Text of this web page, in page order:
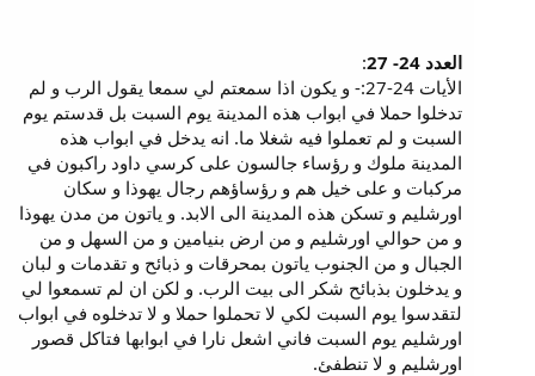
العدد 24- 27
:
الأيات 24-27:- و يكون اذا سمعتم لي سمعا يقول الرب و لم
تدخلوا حملا في ابواب هذه المدينة يوم السبت بل قدستم يوم
السبت و لم تعملوا فيه شغلا ما. انه يدخل في ابواب هذه
المدينة ملوك و رؤساء جالسون على كرسي داود راكبون في
مركبات و على خيل هم و رؤساؤهم رجال يهوذا و سكان
اورشليم و تسكن هذه المدينة الى الابد. و ياتون من مدن يهوذا
و من حوالي اورشليم و من ارض بنيامين و من السهل و من
الجبال و من الجنوب ياتون بمحرقات و ذبائح و تقدمات و لبان
و يدخلون بذبائح شكر الى بيت الرب. و لكن ان لم تسمعوا لي
لتقدسوا يوم السبت لكي لا تحملوا حملا و لا تدخلوه في ابواب
اورشليم يوم السبت فاني اشعل نارا في ابوابها فتاكل قصور
اورشليم و لا تنطفئ.